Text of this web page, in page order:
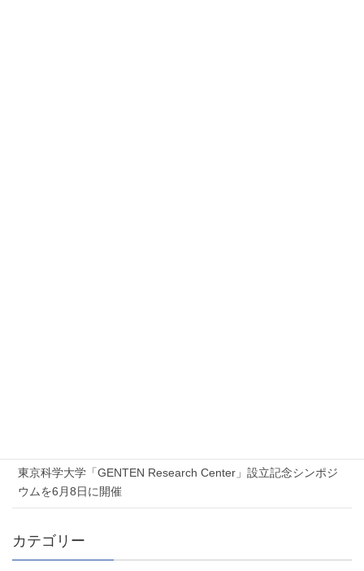
東京科学大学「GENTEN Research Center」設立記念シンポジ
ウムを6月8日に開催
カテゴリー